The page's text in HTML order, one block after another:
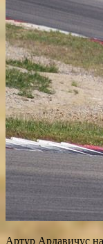
Артур Ардавичус